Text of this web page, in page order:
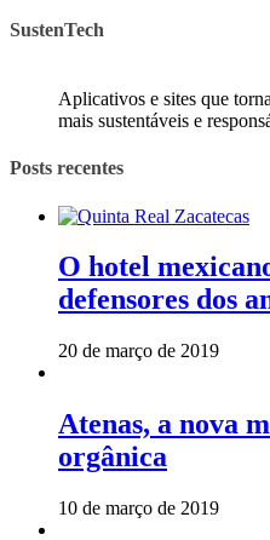
SustenTech
Aplicativos e sites que
mais sustentáveis e
Posts recentes
O hotel
defensores dos
20 de março de 2019
Atenas, a nova
orgânica
10 de março de 2019